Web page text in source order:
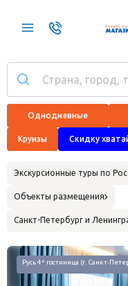
Однодневные
Круизы Скидку
Экскурсионные туры по
Объекты размещения
Санкт-Петербург и
Русь 4* гостиница (г. Санкт-